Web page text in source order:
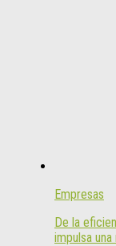
Empresas
De la
impulsa